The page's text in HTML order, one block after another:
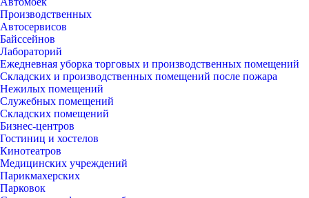
Производственных
Автосервисов
Байссейнов
Лабораторий
Ежедневная уборка торговых и производственных помещений
Складских и производственных помещений после пожара
Нежилых помещений
Служебных помещений
Складских помещений
Бизнес-центров
Гостиниц и хостелов
Кинотеатров
Медицинских учреждений
Парикмахерских
Парковок